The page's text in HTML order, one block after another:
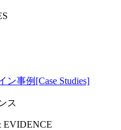
ン事例[Case Studies]
ス
EVIDENCE